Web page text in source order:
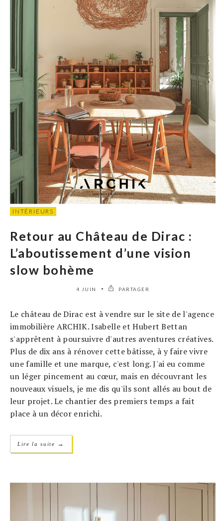
INTÉRIEURS
Retour au Château de Dirac :
L’aboutissement d’une vision
slow bohème
4 JUIN PARTAGER
Le château de Dirac est à vendre sur le site de l'agence
immobilière ARCHIK. Isabelle et Hubert Bettan
s'apprêtent à poursuivre d'autres aventures créatives.
Plus de dix ans à rénover cette bâtisse, à y faire vivre
une famille et une marque, c'est long. J'ai eu comme
un léger pincement au cœur, mais en découvrant les
nouveaux visuels, je me dis qu'ils sont allés au bout de
leur projet. Le chantier des premiers temps a fait
place à un décor enrichi.
Lire la suite →